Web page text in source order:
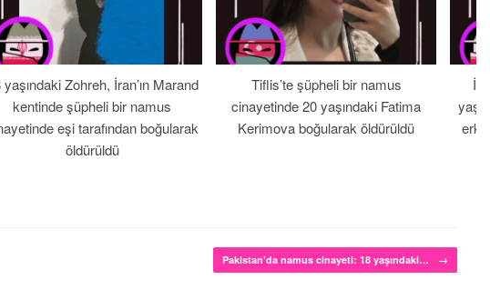
yaşındaki Zohreh, İran’ın Marand
kentinde şüpheli bir namus
eşi tarafından boğularak
öldürüldü
Tiflis’te şüpheli bir namus
cinayetinde 20 yaşındaki Fatima
Kerimova boğularak öldürüldü
Pakistan’da namus cinayeti: 18 yaşındaki… →